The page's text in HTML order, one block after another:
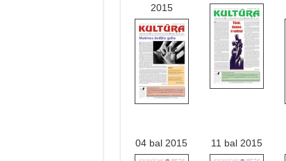
2015
04 bal 2015 11 bal 2015